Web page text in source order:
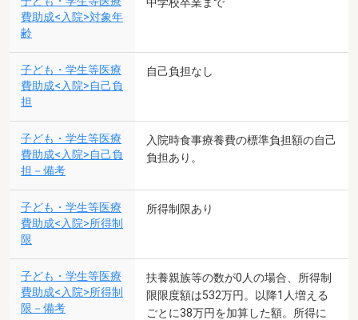
費助成<入院>対象年
齢
子ども・学生等医療
費助成<入院>自己負
担
自己負担なし
子ども・学生等医療
費助成<入院>自己負
担－備考
入院時食事療養費の標準負担額の自己
負担あり。
子ども・学生等医療
費助成<入院>所得制
限
所得制限あり
子ども・学生等医療
費助成<入院>所得制
限－備考
扶養親族等の数が0人の場合、所得制
限限度額は532万円。以降1人増える
ごとに38万円を加算した額。所得に